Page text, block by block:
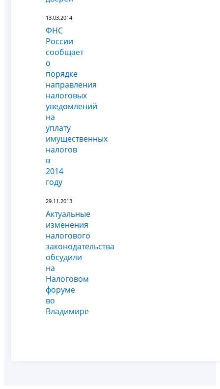
13.03.2014
ФНС
России
сообщает
о
порядке
направления
налоговых
уведомлений
на
уплату
имущественных
налогов
в
2014
году
29.11.2013
Актуальные
изменения
налогового
законодательства
обсудили
на
Налоговом
форуме
во
Владимире